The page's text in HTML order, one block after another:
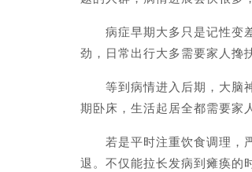
病症早期大多只是记性变差
劲，日常出行大多需要家人搀
等到病情进入后期，大脑神
期卧床，生活起居全都需要家
若是平时注重饮食调理，严
退。不仅能拉长发病到瘫痪的